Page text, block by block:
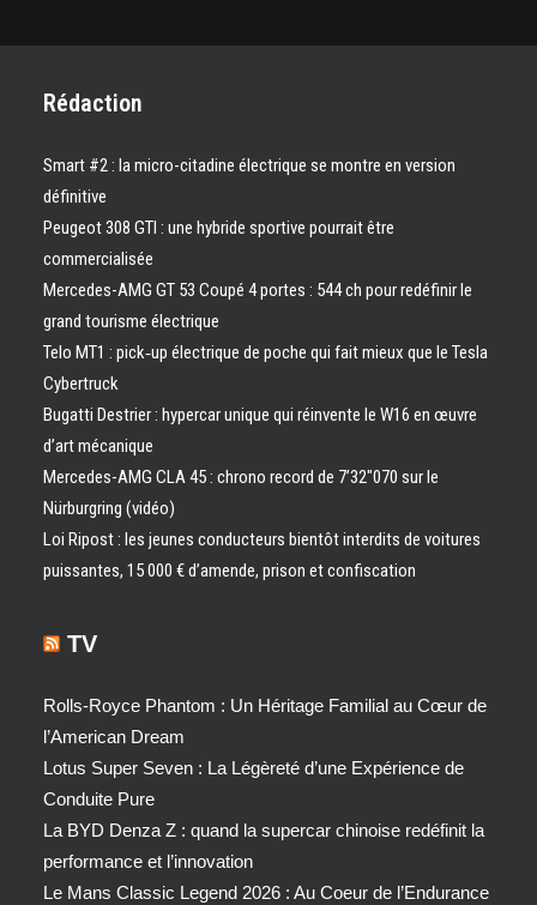
Rédaction
Smart #2 : la micro-citadine électrique se montre en version
définitive
Peugeot 308 GTI : une hybride sportive pourrait être
commercialisée
Mercedes-AMG GT 53 Coupé 4 portes : 544 ch pour redéfinir le
grand tourisme électrique
Telo MT1 : pick‑up électrique de poche qui fait mieux que le Tesla
Cybertruck
Bugatti Destrier : hypercar unique qui réinvente le W16 en œuvre
d’art mécanique
Mercedes-AMG CLA 45 : chrono record de 7’32″070 sur le
Nürburgring (vidéo)
Loi Ripost : les jeunes conducteurs bientôt interdits de voitures
puissantes, 15 000 € d’amende, prison et confiscation
TV
Rolls-Royce Phantom : Un Héritage Familial au Cœur de
l’American Dream
Lotus Super Seven : La Légèreté d’une Expérience de
Conduite Pure
La BYD Denza Z : quand la supercar chinoise redéfinit la
performance et l’innovation
Le Mans Classic Legend 2026 : Au Coeur de l’Endurance